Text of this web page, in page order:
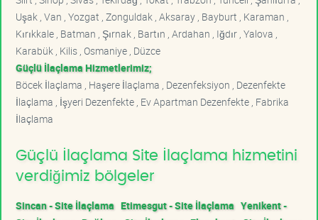
Uşak , Van , Yozgat , Zonguldak , Aksaray , Bayburt , Karaman ,
Kırıkkale , Batman , Şırnak , Bartın , Ardahan , Iğdır , Yalova ,
Karabük , Kilis , Osmaniye , Düzce
Güçlü İlaçlama Hizmetlerimiz;
Böcek İlaçlama , Haşere İlaçlama , Dezenfeksiyon , Dezenfekte
İlaçlama , İşyeri Dezenfekte , Ev Apartman Dezenfekte , Fabrika
İlaçlama
Güçlü İlaçlama Site İlaçlama hizmetini
verdiğimiz bölgeler
Sincan - Site İlaçlama Etimesgut - Site İlaçlama Yenikent -